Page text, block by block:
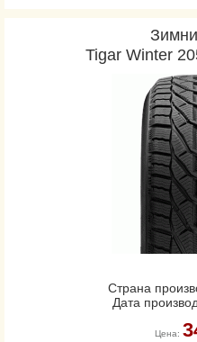
Tigar Winter
Страна
Дата
Цена: